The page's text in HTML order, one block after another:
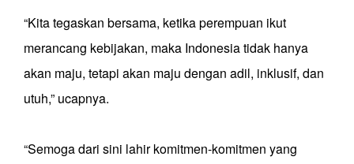
“Kita tegaskan bersama, ketika perempuan ikut
merancang kebijakan, maka Indonesia tidak hanya
akan maju, tetapi akan maju dengan adil, inklusif, dan
utuh,” ucapnya.
“Semoga dari sini lahir komitmen-komitmen yang